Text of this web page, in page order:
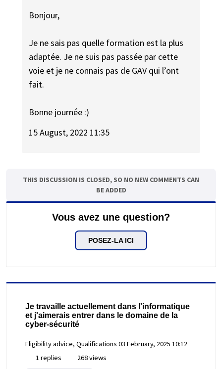
Bonjour,
Je ne sais pas quelle formation est la plus
adaptée. Je ne suis pas passée par cette
voie et je ne connais pas de GAV qui l’ont
fait.
Bonne journée :)
15 August, 2022 11:35
THIS DISCUSSION IS CLOSED, SO NO NEW COMMENTS CAN
BE ADDED
Vous avez une question?
POSEZ-LA ICI
Je travaille actuellement dans l'informatique
et j'aimerais entrer dans le domaine de la
cyber-sécurité
Eligibility advice, Qualifications 03 February, 2025 10:12
1 replies
268 views